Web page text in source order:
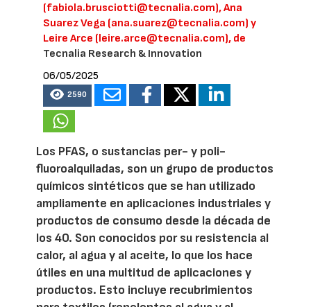
(fabiola.brusciotti@tecnalia.com), Ana
Suarez Vega (ana.suarez@tecnalia.com) y
Leire Arce (leire.arce@tecnalia.com), de
Tecnalia Research & Innovation
06/05/2025
2590
Los PFAS, o sustancias per- y poli-
fluoroalquiladas, son un grupo de productos
químicos sintéticos que se han utilizado
ampliamente en aplicaciones industriales y
productos de consumo desde la década de
los 40. Son conocidos por su resistencia al
calor, al agua y al aceite, lo que los hace
útiles en una multitud de aplicaciones y
productos. Esto incluye recubrimientos